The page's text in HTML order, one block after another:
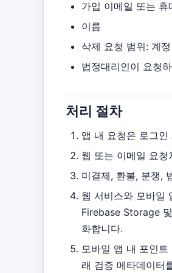
가입 이메일 또는 휴
이름
삭제 요청 범위: 계
법정대리인이 요청
처리 절차
앱 내 요청은 로그
웹 또는 이메일 요
미결제, 환불, 분쟁,
웹 서비스와 모바일
Firebase Storage
화합니다.
모바일 앱 내 포인
래 검증 메타데이터